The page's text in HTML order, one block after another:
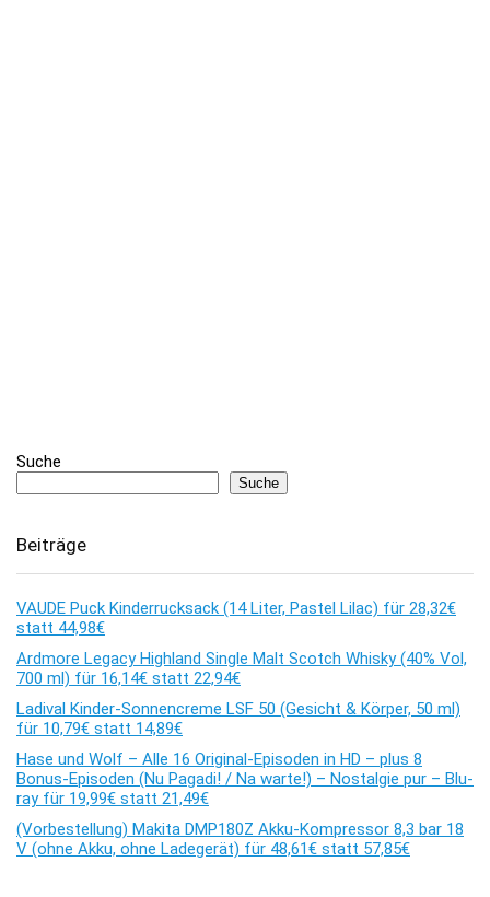
Suche
Suche
Beiträge
VAUDE Puck Kinderrucksack (14 Liter, Pastel Lilac) für 28,32€
statt 44,98€
Ardmore Legacy Highland Single Malt Scotch Whisky (40% Vol,
700 ml) für 16,14€ statt 22,94€
Ladival Kinder-Sonnencreme LSF 50 (Gesicht & Körper, 50 ml)
für 10,79€ statt 14,89€
Hase und Wolf – Alle 16 Original-Episoden in HD – plus 8
Bonus-Episoden (Nu Pagadi! / Na warte!) – Nostalgie pur – Blu-
ray für 19,99€ statt 21,49€
(Vorbestellung) Makita DMP180Z Akku-Kompressor 8,3 bar 18
V (ohne Akku, ohne Ladegerät) für 48,61€ statt 57,85€